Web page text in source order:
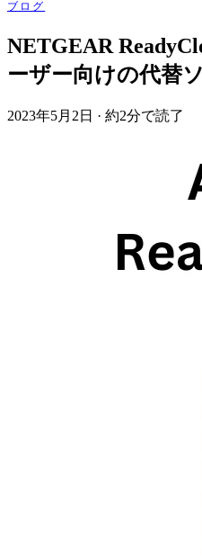
ブログ
NETGEAR
ーザー向けの代替
2023年5月2日 · 約2分で読了